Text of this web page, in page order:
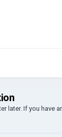
later. If you have